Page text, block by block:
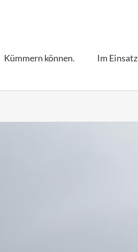
Kümmern können. Im Einsatz